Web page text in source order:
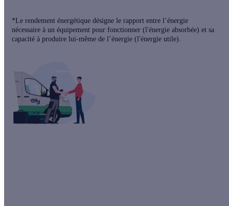
*Le rendement énergétique désigne le rapport entre l’énergie
nécessaire à un équipement pour fonctionner (l'énergie absorbée) et sa
capacité à produire lui-même de l’énergie (l'énergie utile).